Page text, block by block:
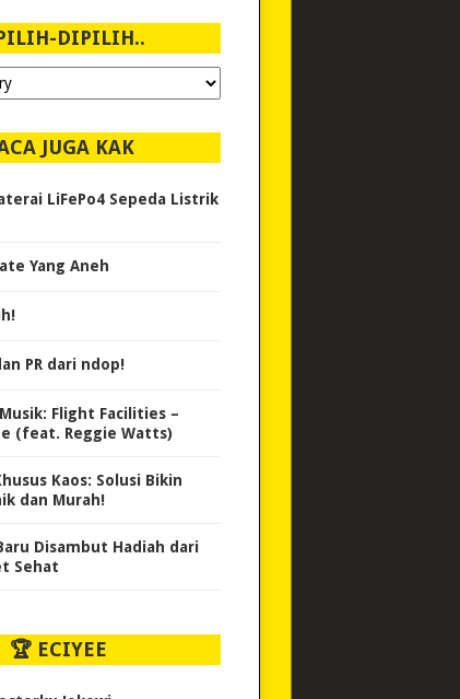
DIPILIH..
JUGA KAK
LiFePo4 Sepeda Listrik
Yang Aneh
PR dari ndop!
Flight Facilities –
(feat. Reggie Watts)
Kaos: Solusi Bikin
dan Murah!
Disambut Hadiah dari
Sehat
🏆 ECIYEE